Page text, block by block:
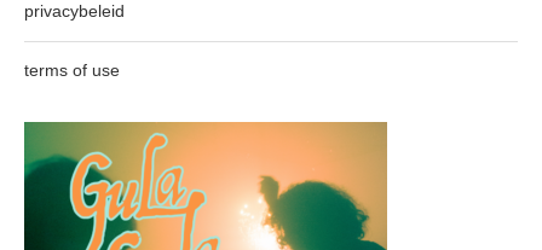
privacybeleid
terms of use